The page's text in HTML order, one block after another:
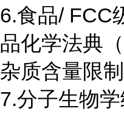
6.食品/ FCC
品化学法典
杂质含量限制
7.分子生物